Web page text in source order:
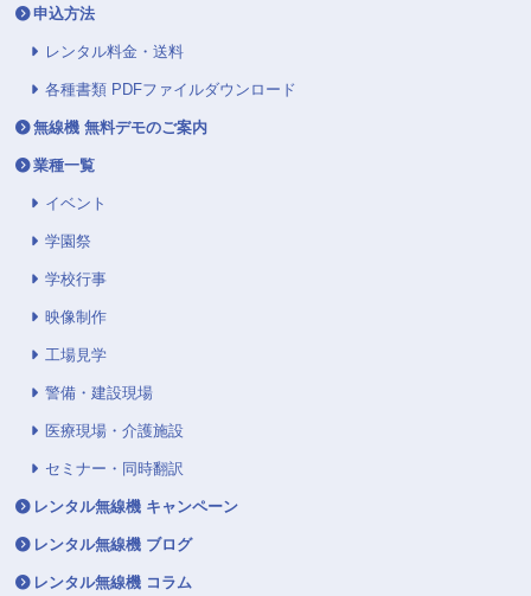
申込方法
レンタル料金・送料
各種書類 PDFファイルダウンロード
無線機 無料デモのご案内
業種一覧
イベント
学園祭
学校行事
映像制作
工場見学
警備・建設現場
医療現場・介護施設
セミナー・同時翻訳
レンタル無線機 キャンペーン
レンタル無線機 ブログ
レンタル無線機 コラム